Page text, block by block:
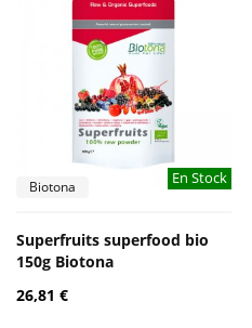
En Stock
Biotona
Superfruits superfood bio
150g Biotona
26,81 €